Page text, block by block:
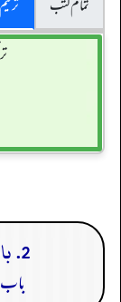
تمام کتب
2. باب صِفَّةِ الْقِيَامَةِ وَالْجَنَّةِ وَالنَّارِ